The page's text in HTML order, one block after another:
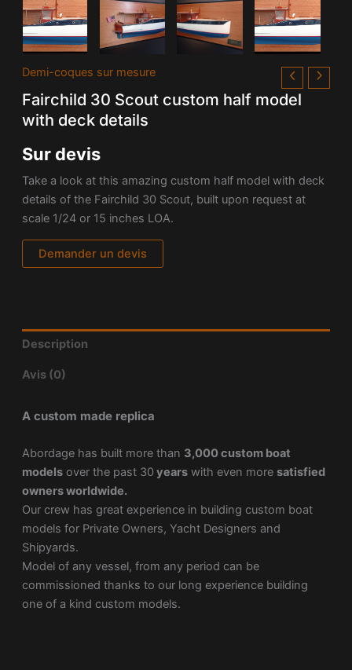
Demi-coques sur mesure
Fairchild 30 Scout custom half model
with deck details
Sur devis
Take a look at this amazing custom half model with deck
details of the Fairchild 30 Scout, built upon request at
scale 1/24 or 15 inches LOA.
Demander un devis
Description
Avis (0)
A custom made replica
Abordage has built more than 3,000 custom boat
modelsover the past 30 yearswith even more satisfied
owners worldwide.
Our crew has great experience in building custom boat
models for Private Owners, Yacht Designers and
Shipyards.
Model of any vessel, from any period can be
commissioned thanks to our long experience building
one of a kind custom models.